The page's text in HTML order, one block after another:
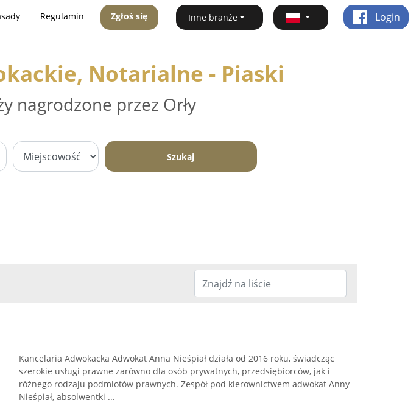
Regulamin Zgłoś się Inne branże Login
Notarialne - Piaski
nagrodzone przez Orły
Szukaj
Kancelaria Adwokacka Adwokat Anna Nieśpiał działa od 2016 roku, świadcząc
szerokie usługi prawne zarówno dla osób prywatnych, przedsiębiorców, jak i
różnego rodzaju podmiotów prawnych. Zespół pod kierownictwem adwokat Anny
Nieśpiał, absolwentki ...